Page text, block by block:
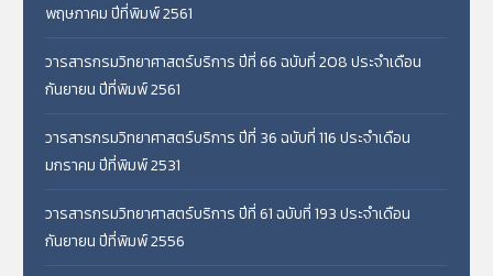
พฤษภาคม ปีที่พิมพ์ 2561
วารสารกรมวิทยาศาสตร์บริการ ปีที่ 66 ฉบับที่ 208 ประจำเดือน
กันยายน ปีที่พิมพ์ 2561
วารสารกรมวิทยาศาสตร์บริการ ปีที่ 36 ฉบับที่ 116 ประจำเดือน
มกราคม ปีที่พิมพ์ 2531
วารสารกรมวิทยาศาสตร์บริการ ปีที่ 61 ฉบับที่ 193 ประจำเดือน
กันยายน ปีที่พิมพ์ 2556